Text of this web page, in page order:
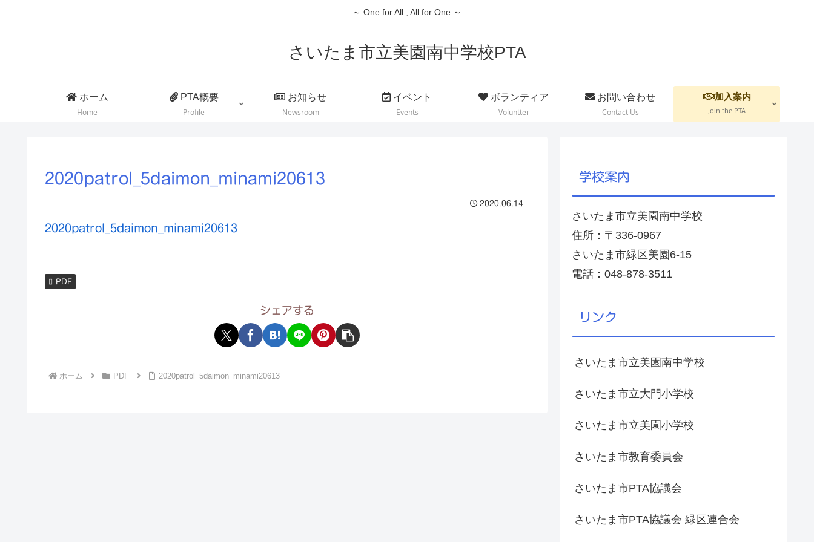
～ One for All , All for One ～
さいたま市立美園南中学校PTA
ホーム
Home
PTA概要
Profile
お知らせ
Newsroom
イベント
Events
ボランティア
Voluntter
お問い合わせ
Contact Us
加入案内
Join the PTA
2020patrol_5daimon_minami20613
2020.06.14
2020patrol_5daimon_minami20613
PDF
シェアする
ホーム PDF 2020patrol_5daimon_minami20613
学校案内
さいたま市立美園南中学校
住所：〒336-0967
さいたま市緑区美園6-15
電話：048-878-3511
リンク
さいたま市立美園南中学校
さいたま市立大門小学校
さいたま市立美園小学校
さいたま市教育委員会
さいたま市PTA協議会
さいたま市PTA協議会 緑区連合会